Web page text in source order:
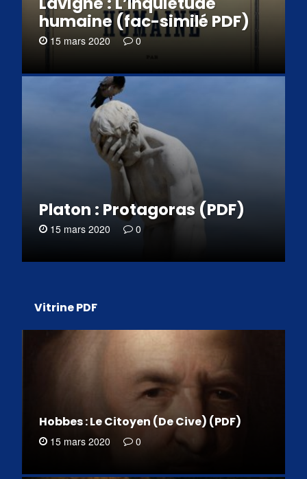
humaine (fac-similé PDF)
15 mars 2020 0
Platon : Protagoras (PDF)
15 mars 2020 0
Vitrine PDF
Hobbes : Le Citoyen (De Cive) (PDF)
15 mars 2020 0